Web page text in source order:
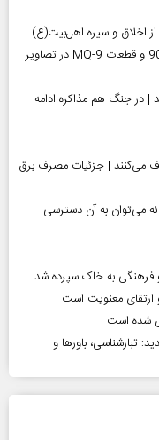
قاب تازه از شکار پهپادها؛ MQ-1C، هرمس-900 و قطعات MQ-9 در تصاویر
در جنگ هم مذاکره ادامه
را مصرف می‌کنند | جزئیات مصرف برق
به آن دسترسی
و فرهنگی به خاک سپرده شد
ارتقای معنویت است
شده است
تبارشناسی، باور‌ها و